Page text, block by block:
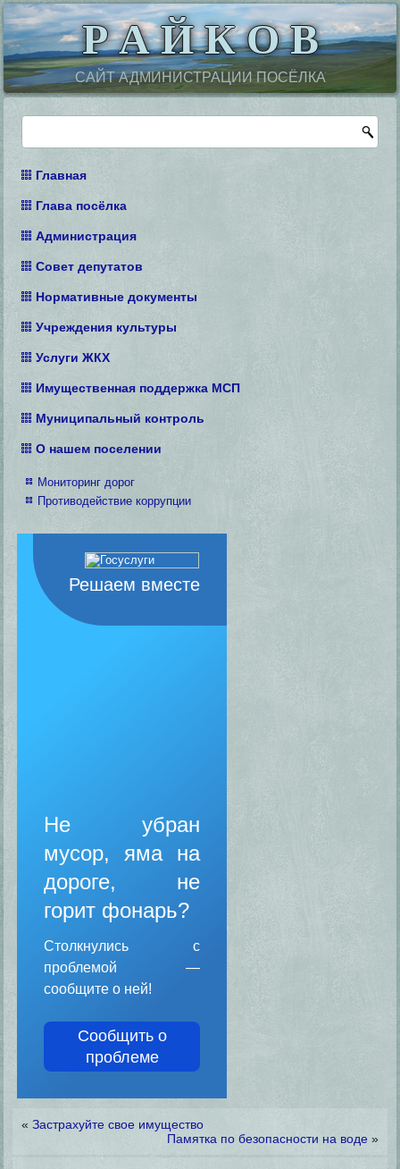
Р А Й К О В
САЙТ АДМИНИСТРАЦИИ ПОСЁЛКА
Главная
Глава посёлка
Администрация
Совет депутатов
Нормативные документы
Учреждения культуры
Услуги ЖКХ
Имущественная поддержка МСП
Муниципальный контроль
О нашем поселении
Мониторинг дорог
Противодействие коррупции
Решаем вместе
Не убран
мусор, яма на
дороге, не
горит фонарь?
Столкнулись с
проблемой —
сообщите о ней!
Сообщить о
проблеме
«Застрахуйте свое имущество
Памятка по безопасности на воде»